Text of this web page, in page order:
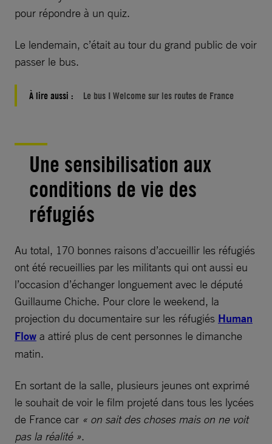
pour répondre à un quiz.
Le lendemain, c’était au tour du grand public de voir
passer le bus.
À lire aussi : Le bus I Welcome sur les routes de France
Une sensibilisation aux
conditions de vie des
réfugiés
Au total, 170 bonnes raisons d’accueillir les réfugiés
ont été recueillies par les militants qui ont aussi eu
l’occasion d’échanger longuement avec le député
Guillaume Chiche. Pour clore le weekend, la
projection du documentaire sur les réfugiés Human
Flow a attiré plus de cent personnes le dimanche
matin.
En sortant de la salle, plusieurs jeunes ont exprimé
le souhait de voir le film projeté dans tous les lycées
de France car « on sait des choses mais on ne voit
pas la réalité ».